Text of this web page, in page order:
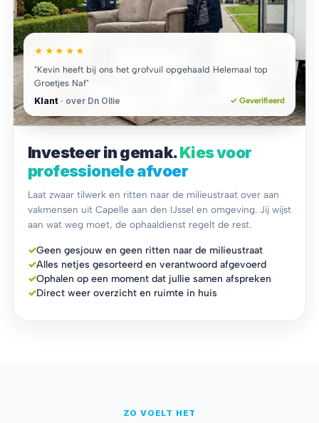
★★★★★
"Kevin heeft bij ons het grofvuil opgehaald Helemaal top
Groetjes Naf"
Klant · over Dn Ollie ✓ Geverifieerd
Investeer in gemak.Kies voor
professionele afvoer
Laat zwaar tilwerk en ritten naar de milieustraat over aan
vakmensen uit Capelle aan den IJssel en omgeving. Jij wijst
aan wat weg moet, de ophaaldienst regelt de rest.
✓Geen gesjouw en geen ritten naar de milieustraat
✓Alles netjes gesorteerd en verantwoord afgevoerd
✓Ophalen op een moment dat jullie samen afspreken
✓Direct weer overzicht en ruimte in huis
ZO VOELT HET